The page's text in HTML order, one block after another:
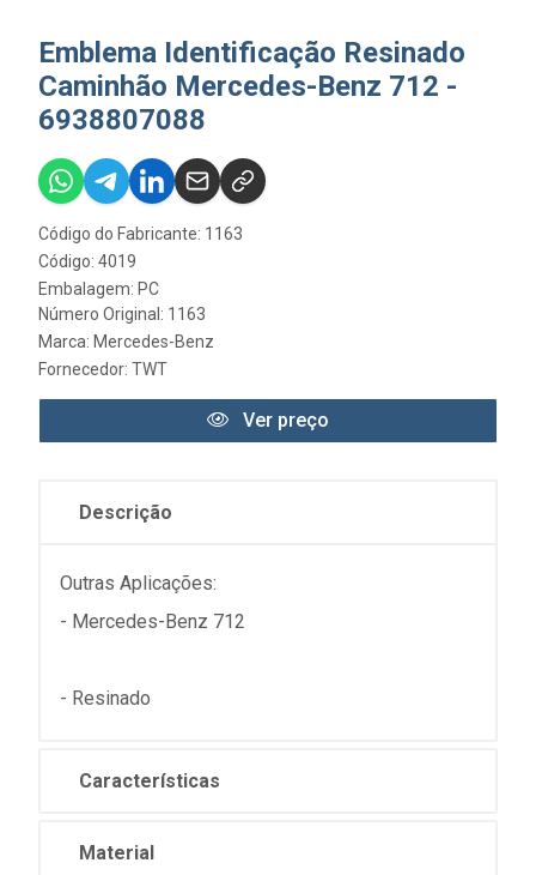
Emblema Identificação Resinado
Caminhão Mercedes-Benz 712 -
6938807088
Código do Fabricante: 1163
Código: 4019
Embalagem: PC
Número Original: 1163
Marca: Mercedes-Benz
Fornecedor: TWT
Ver preço
Descrição
Outras Aplicações:
- Mercedes-Benz 712
- Resinado
Características
Material